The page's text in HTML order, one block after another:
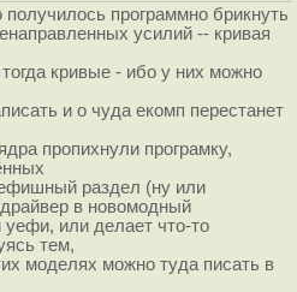
программно брикнуть
усилий -- кривая
кривые - ибо у них можно
и о чуда екомп перестанет
пропихнули програмку,
раздел (ну или
в новомодный
или делает что-то
тем,
моделях можно туда писать в